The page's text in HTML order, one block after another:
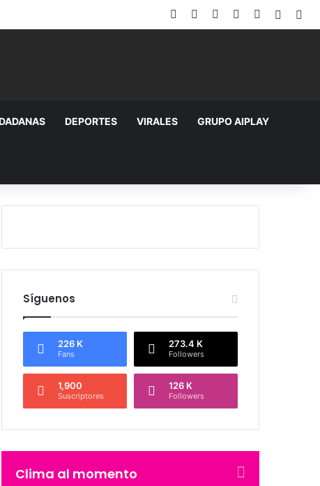
Facebook YouTubeInstagram
TikTok
DEPORTES VIRALES GRUPO AIPLAY
Síguenos
226 K
Fans
273.4 K
Followers
1,900
Suscriptores
126 K
Followers
Clima al momento